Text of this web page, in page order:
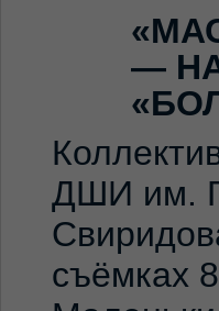
—
ДШИ им.
съёмках